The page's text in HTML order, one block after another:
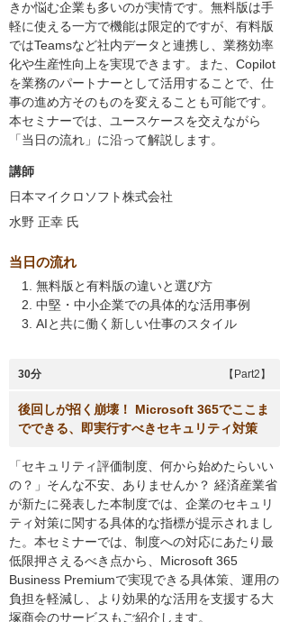
きか悩む企業も多いのが実情です。無料版は手
軽に使える一方で機能は限定的ですが、有料版
ではTeamsなど社内データと連携し、業務効率
化や生産性向上を実現できます。また、Copilot
を業務のパートナーとして活用することで、仕
事の進め方そのものを変えることも可能です。
本セミナーでは、ユースケースを交えながら
「当日の流れ」に沿って解説します。
講師
日本マイクロソフト株式会社
水野 正幸 氏
当日の流れ
無料版と有料版の違いと選び方
中堅・中小企業での具体的な活用事例
AIと共に働く新しい仕事のスタイル
30分 【Part2】
後回しが招く崩壊！ Microsoft 365でここま
でできる、即実行すべきセキュリティ対策
「セキュリティ評価制度、何から始めたらいい
の？」そんな不安、ありませんか？ 経済産業省
が新たに発表した本制度では、企業のセキュリ
ティ対策に関する具体的な指標が提示されまし
た。本セミナーでは、制度への対応にあたり最
低限押さえるべき点から、Microsoft 365
Business Premiumで実現できる具体策、運用の
負担を軽減し、より効果的な活用を支援する大
塚商会のサービスもご紹介します。